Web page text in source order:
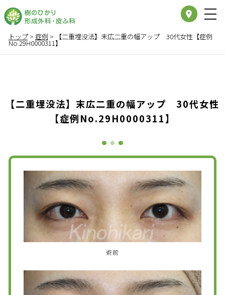
place
トップ> 症例 > 【二重埋没法】末広二重の幅アップ 30代女性【症例
No.29H0000311】
【二重埋没法】末広二重の幅アップ 30代女性
【症例No.29H0000311】
術前